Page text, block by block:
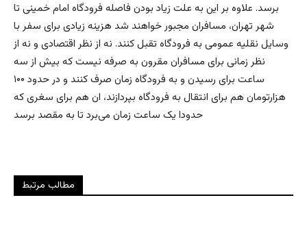
برسد. علاوه بر این به علت زیاد بودن فاصله فرودگاه امام خمینی تا
شهر تهران، مسافران مجبور خواهند شد هزینه زیادی برای سفر با
وسایل نقلیه عمومی به فرودگاه تقبل کنند. نه از نظر اقتصادی و نه از
نظر زمانی برای مسافران مقرون به صرفه نیست که بیش از سه
ساعت برای رسیدن و به فرودگاه زمان صرف کنند و در حدود ۱۰۰
هزارتومان هم برای انتقال به فرودگاه بپردازند، ان هم برای سغری که
حدودا یک ساعت زمان می‌برد تا به مقصد برسد
مطالب مرتبط